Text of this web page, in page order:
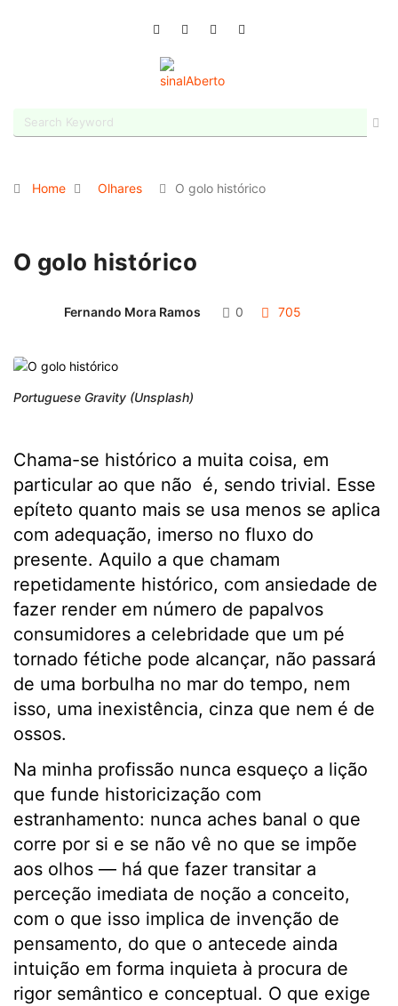
Home Olhares O golo histórico
O golo histórico
Fernando Mora Ramos 0 705
Portuguese Gravity (Unsplash)
Chama-se histórico a muita coisa, em
particular ao que não é, sendo trivial. Esse
epíteto quanto mais se usa menos se aplica
com adequação, imerso no fluxo do
presente. Aquilo a que chamam
repetidamente histórico, com ansiedade de
fazer render em número de papalvos
consumidores a celebridade que um pé
tornado fétiche pode alcançar, não passará
de uma borbulha no mar do tempo, nem
isso, uma inexistência, cinza que nem é de
ossos.
Na minha profissão nunca esqueço a lição
que funde historicização com
estranhamento: nunca aches banal o que
corre por si e se não vê no que se impõe
aos olhos — há que fazer transitar a
perceção imediata de noção a conceito,
com o que isso implica de invenção de
pensamento, do que o antecede ainda
intuição em forma inquieta à procura de
rigor semântico e conceptual. O que exige